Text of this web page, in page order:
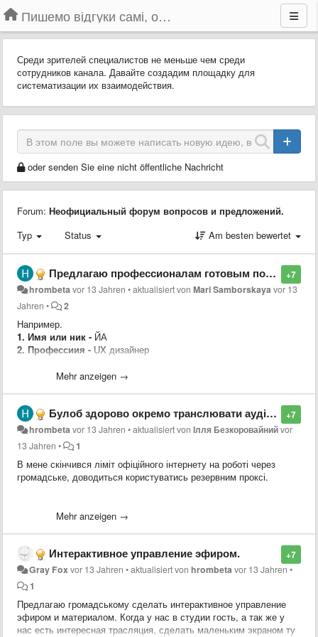
Пишемо відгуки самі, обговорюємо інші ідеї та пропозиції до Громадського Телебачення
Среди зрителей специалистов не меньше чем среди
сотрудников канала. Давайте создадим площадку для
систематизации их взаимодействия.
oder senden Sie eine nicht öffentliche Nachricht
Forum: Неофициальный форум вопросов и предложений.
Typ
Status Am besten bewertet
+7
Предлагаю профессионалам готовым поучаствовать в развитии громадського тв оставить в этой теме свой ник/название профессии
hrombetavor 13 Jahren •aktualisiert vonMari Samborskayavor 13
Jahren • 2
Например.
1. Имя или ник - ЙА
2. Профессиия - UX дизайнер
дизайнера, от создании концепции и её проверки до её
время и дни недели -1 час в будни и 2 часа в выходные дни
----------------------------------------------
Шаблон:
1. Имя или ник -
2. Профессиия -
3. Чем хотите помочь -
Mehr anzeigen →
+7
Булоб здорово окремо транслювати аудіострім.
hrombetavor 13 Jahren •aktualisiert vonІлля Безкоровайнийvor
13 Jahren • 1
В мене скінчився ліміт офіційного інтернету на роботі через
громадське, доводиться користуватись резервним проксі.
Mehr anzeigen →
+7
Интерактивное управление эфиром.
Gray Foxvor 13 Jahren •aktualisiert vonhrombetavor 13 Jahren •
1
Предлагаю громадському сделать интерактивное управление
эфиром и материалом. Когда у нас в студии гость, а так же у
нас есть интересная трасляция, сделать маленьким экраном ту